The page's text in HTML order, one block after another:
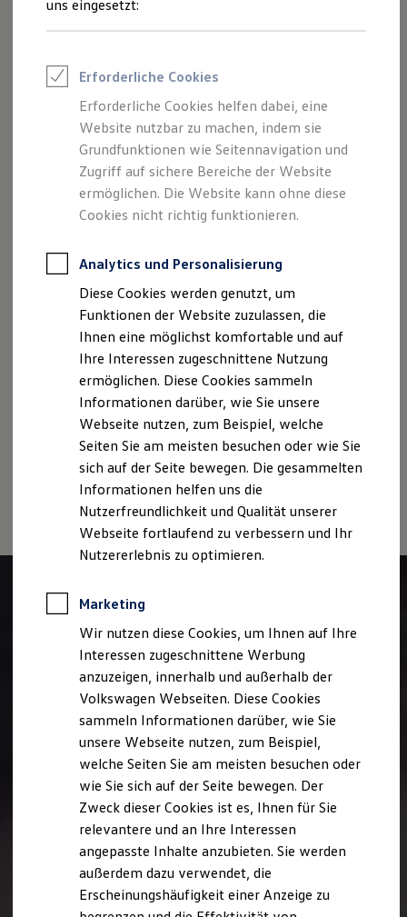
Arbeiten bei VW
Was uns ausmacht
Wir bei Volkswagen
Onboarding und Einarbeitung
Unternehmensbereiche
Standorte
Verhaltensgrundsätze
Karriere Magazin
Talentpool
Deine Bewerbung
Onlinebewerbung: So geht's
Bewerbungstipps
Eine Absage - was nun?
Anreise zu Interview oder AC
Kontakt und Hilfe
Barrierefrei bewerben
Triff unsere Recruiter
Events
Schule (z.B. Gymnasium)
Falls vorhanden: Tätigkeitsnachweise (z. B. von
einem Nebenjob, Schülerpraktikum, etc.)
Falls vorhanden: Aktuellstes Zeugnis einer
weiterführenden Schule (z.B. BBS)
Falls vorhanden: Abiturzeugnis
Kontakt
Cookie-Richtlinie
Nutzungsbedingungen
Datenschutz
Lizenzhinweise Dritter
Disclaimer von Volkswagen AG
Zur besseren Lesbarkeit verwenden wir auf unserer
Maskulinum). Selbstverständlich sprechen wir stets alle
Geschlechter gleichermaßen an.
uns eingesetzt:
Erforderliche Cookies
Erforderliche Cookies helfen dabei, eine
Website nutzbar zu machen, indem sie
Grundfunktionen wie Seitennavigation und
Zugriff auf sichere Bereiche der Website
ermöglichen. Die Website kann ohne diese
Cookies nicht richtig funktionieren.
Analytics und Personalisierung
Diese Cookies werden genutzt, um
Funktionen der Website zuzulassen, die
Ihnen eine möglichst komfortable und auf
Ihre Interessen zugeschnittene Nutzung
ermöglichen. Diese Cookies sammeln
Informationen darüber, wie Sie unsere
Webseite nutzen, zum Beispiel, welche
Seiten Sie am meisten besuchen oder wie Sie
sich auf der Seite bewegen. Die gesammelten
Informationen helfen uns die
Nutzerfreundlichkeit und Qualität unserer
Webseite fortlaufend zu verbessern und Ihr
Nutzererlebnis zu optimieren.
Marketing
Wir nutzen diese Cookies, um Ihnen auf Ihre
Interessen zugeschnittene Werbung
anzuzeigen, innerhalb und außerhalb der
Volkswagen Webseiten. Diese Cookies
sammeln Informationen darüber, wie Sie
unsere Webseite nutzen, zum Beispiel,
welche Seiten Sie am meisten besuchen oder
wie Sie sich auf der Seite bewegen. Der
Zweck dieser Cookies ist es, Ihnen für Sie
relevantere und an Ihre Interessen
angepasste Inhalte anzubieten. Sie werden
außerdem dazu verwendet, die
Erscheinungshäufigkeit einer Anzeige zu